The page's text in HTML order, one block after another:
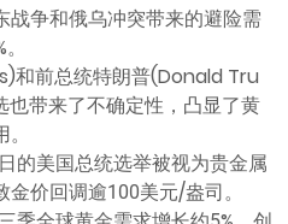
争和俄乌冲突带来的避险需
和前总统特朗普(Donald Tru
带来了不确定性，凸显了黄
的美国总统选举被视为贵金属
价回调逾100美元/盎司。